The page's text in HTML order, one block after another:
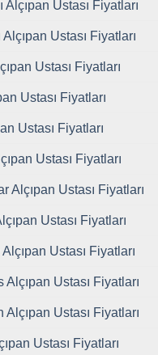
Alçıpan Ustası Fiyatları
Alçıpan Ustası Fiyatları
Ustası Fiyatları
Ustası Fiyatları
Ustası Fiyatları
Ustası Fiyatları
Alçıpan Ustası Fiyatları
Ustası Fiyatları
Ustası Fiyatları
Alçıpan Ustası Fiyatları
Alçıpan Ustası Fiyatları
Ustası Fiyatları